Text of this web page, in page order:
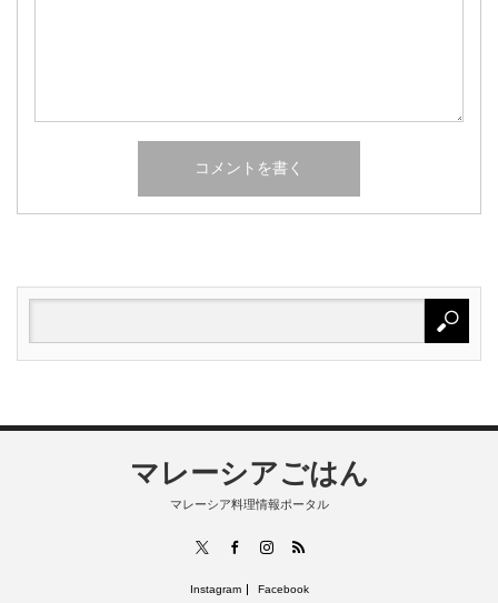
マレーシアごはん
マレーシア料理情報ポータル
FacebookInstagram
RSS
Instagram Facebook